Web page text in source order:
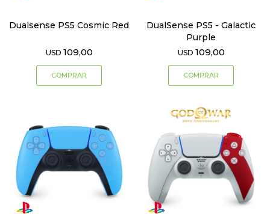
Dualsense PS5 Cosmic Red
USD 109,00
DualSense PS5 - Galactic
Purple
USD 109,00